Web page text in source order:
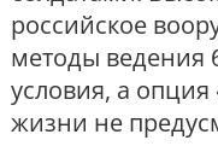
российское
методы ведения
условия, а опция
жизни не